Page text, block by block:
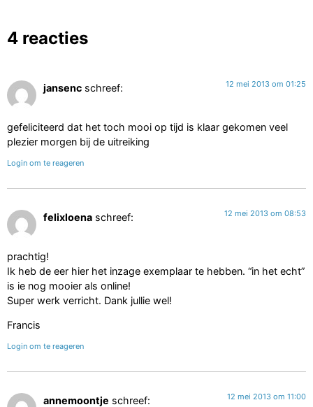
4 reacties
jansenc schreef: 12 mei 2013 om 01:25
gefeliciteerd dat het toch mooi op tijd is klaar gekomen veel
plezier morgen bij de uitreiking
Login om te reageren
felixloena schreef: 12 mei 2013 om 08:53
prachtig!
Ik heb de eer hier het inzage exemplaar te hebben. “in het echt”
is ie nog mooier als online!
Super werk verricht. Dank jullie wel!
Francis
Login om te reageren
annemoontje schreef: 12 mei 2013 om 11:00